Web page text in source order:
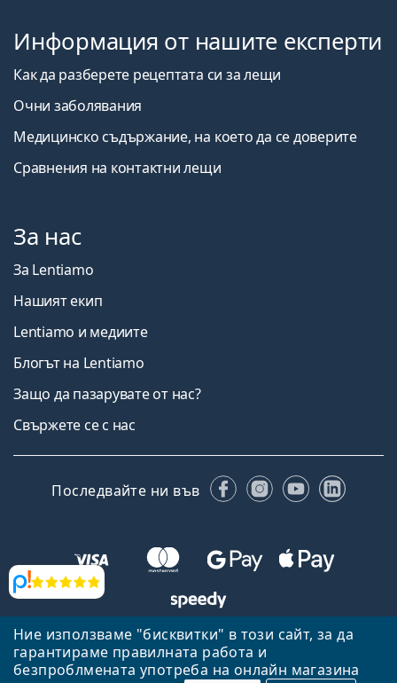
Ние използваме "бисквитки" в този сайт, за да
гарантираме правилната работа и
безпроблмената употреба на онлайн магазина
Прегледи
Информация от нашите експерти
Как да разберете рецептата си за лещи
Очни заболявания
Медицинско съдържание, на което да се доверите
Сравнения на контактни лещи
За нас
За Lentiamo
Нашият екип
Lentiamo и медиите
Блогът на Lentiamo
Защо да пазарувате от нас?
Свържете се с нас
Последвайте ни във FacebookInstagram
YouTube
Назад към началната страница
Нагоре
Lentiamo.bg е собственост и се управлява от Lentiamo s.r.o.,